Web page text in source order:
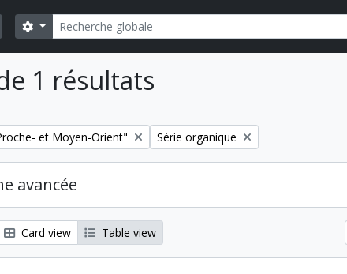
Rechercher
Search options
1 résultats
et Moyen-Orient" Remove filter:
Série organique
avancée
Card view Table view